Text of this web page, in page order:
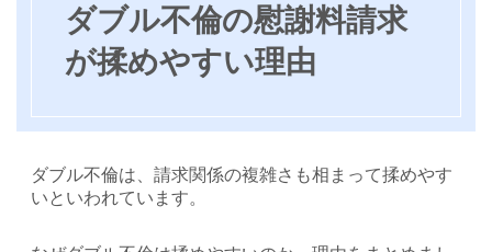
ダブル不倫の慰謝料請求
が揉めやすい理由
ダブル不倫は、請求関係の複雑さも相まって揉めやす
いといわれています。